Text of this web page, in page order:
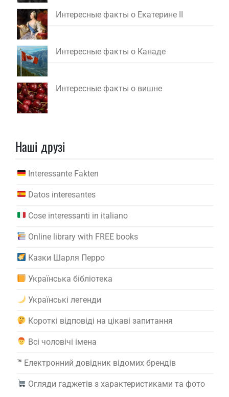
Интересные факты о Екатерине II
Интересные факты о Канаде
Интересные факты о вишне
Наші друзі
Interessante Fakten
Datos interesantes
Cose interessanti in italiano
Online library with FREE books
Казки Шарля Перро
Українська бібліотека
Українські легенди
Короткі відповіді на цікаві запитання
Всі чоловічі імена
™️ Електронний довідник відомих брендів
Огляди гаджетів з характеристиками та фото